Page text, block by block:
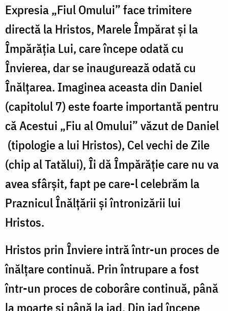
Expresia „Fiul Omului” face trimitere
directă la Hristos, Marele Împărat și la
Împărăția Lui, care începe odată cu
Învierea, dar se inaugurează odată cu
Înălțarea. Imaginea aceasta din Daniel
(capitolul 7) este foarte importantă pentru
că Acestui „Fiu al Omului” văzut de Daniel
(tipologie a lui Hristos), Cel vechi de Zile
(chip al Tatălui), Îi dă Împărăție care nu va
avea sfârșit, fapt pe care-l celebrăm la
Praznicul Înălțării și întronizării lui
Hristos.
Hristos prin Înviere intră într-un proces de
înălțare continuă. Prin întrupare a fost
într-un proces de coborâre continuă, până
la moarte și până la iad. Din iad începe